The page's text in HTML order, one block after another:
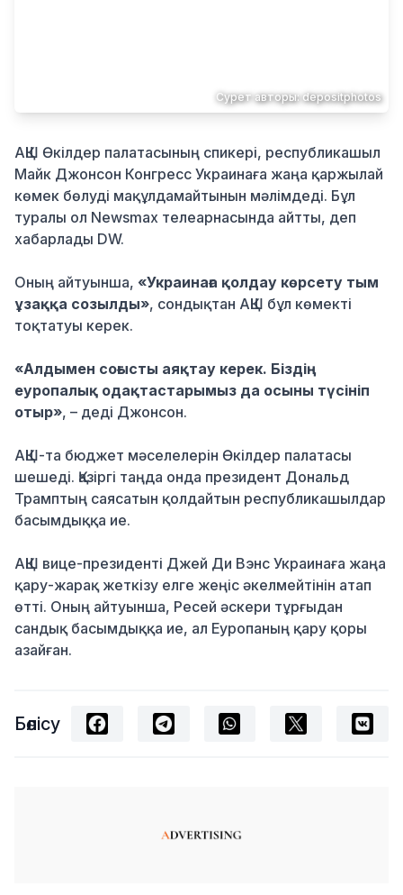
Сурет авторы: depositphotos
АҚШ Өкілдер палатасының спикері, республикашыл
Майк Джонсон Конгресс Украинаға жаңа қаржылай
көмек бөлуді мақұлдамайтынын мәлімдеді. Бұл
туралы ол Newsmax телеарнасында айтты, деп
хабарлады DW.
Оның айтуынша, «Украинаға қолдау көрсету тым
ұзаққа созылды», сондықтан АҚШ бұл көмекті
тоқтатуы керек.
«Алдымен соғысты аяқтау керек. Біздің
еуропалық одақтастарымыз да осыны түсініп
отыр», – деді Джонсон.
АҚШ-та бюджет мәселелерін Өкілдер палатасы
шешеді. Қазіргі таңда онда президент Дональд
Трамптың саясатын қолдайтын республикашылдар
басымдыққа ие.
АҚШ вице-президенті Джей Ди Вэнс Украинаға жаңа
қару-жарақ жеткізу елге жеңіс әкелмейтінін атап
өтті. Оның айтуынша, Ресей әскери тұрғыдан
сандық басымдыққа ие, ал Еуропаның қару қоры
азайған.
Бөлісу